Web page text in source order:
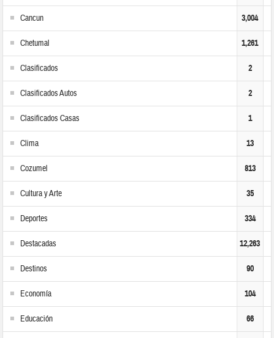
Cancun 3,004
Chetumal 1,261
Clasificados 2
Clasificados Autos 2
Clasificados Casas 1
Clima 13
Cozumel 813
Cultura y Arte 35
Deportes 334
Destacadas 12,263
Destinos 90
Economía 104
Educación 66